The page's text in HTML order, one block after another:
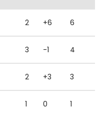
2 +6 6
3 -1 4
2 +3 3
1 0 1